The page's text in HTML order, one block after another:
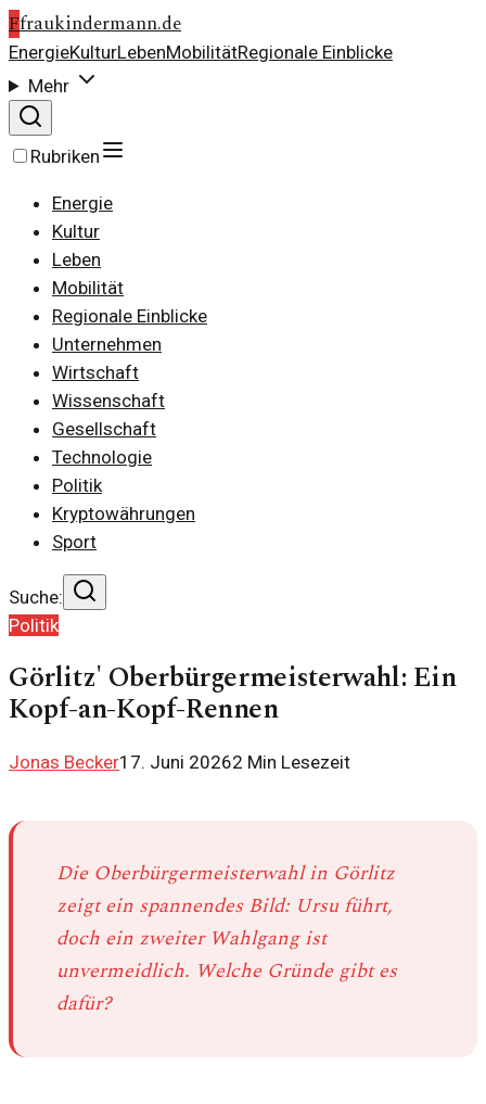
Ffraukindermann.de
EnergieKulturLebenMobilitätRegionale Einblicke
Mehr
Rubriken
Energie
Kultur
Leben
Mobilität
Regionale Einblicke
Unternehmen
Wirtschaft
Wissenschaft
Gesellschaft
Technologie
Politik
Kryptowährungen
Sport
Suche:
Politik
Görlitz' Oberbürgermeisterwahl: Ein
Kopf-an-Kopf-Rennen
Jonas Becker17. Juni 20262 Min Lesezeit
Die Oberbürgermeisterwahl in Görlitz
zeigt ein spannendes Bild: Ursu führt,
doch ein zweiter Wahlgang ist
unvermeidlich. Welche Gründe gibt es
dafür?